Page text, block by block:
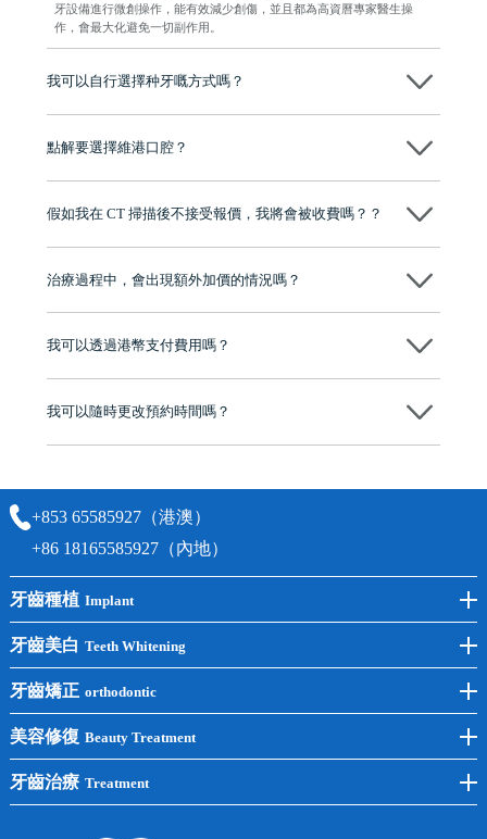
牙設備進行微創操作，能有效減少創傷，並且都為高資曆專家醫生操
作，會最大化避免一切副作用。
我可以自行選擇种牙嘅方式嗎？
程及費用，未開始實際治療服務前，不會收取任何費用
點解要選擇維港口腔？
牌」、「2025香港企業領袖品牌」，是諾貝爾種植系統全球放心植牙中
至今已服務超過三十個國家和地區的顧客，受到粵港澳大灣區及周邊城
有咨詢及服務保障中心，有任何問題都可以隨時預約免費咨詢，讓人十
假如我在 CT 掃描後不接受報價，我將會被收費嗎？？
治療過程中，會出現額外加價的情況嗎？
不會，治療前我們會詳細說明治療方案及對應的價錢，顧客同意並簽字
我可以透過港幣支付費用嗎？
我可以隨時更改預約時間嗎？
+853 65585927（港澳）
+86 18165585927（內地）
牙齒種植 Implant
前牙種植
後牙種植
單顆種植
半口種植
全口種植
牙齒美白 Teeth Whitening
冷光美白
洗牙
黃黑牙
四環素牙
牙齒矯正 orthodontic
牙齒矯正
兒童矯正
美容修復 Beauty Treatment
全瓷牙
牙齒治療 Treatment